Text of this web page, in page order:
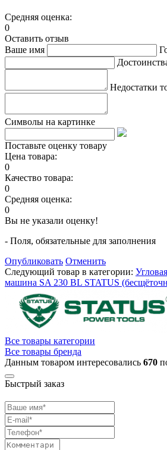
Средняя оценка:
0
Оставить отзыв
Ваше имя
Недостатки
Символы на картинке
Поставьте оценку товару
Цена товара:
0
Качество товара:
0
Средняя оценка:
0
Вы не указали оценку!
- Поля, обязательные для заполнения
Опубликовать Отменить
Следующий товар в категории:
машина SA 230 BL STATUS
Все товары категории
Все товары бренда
Данным товаром интересовались 670
Быстрый заказ